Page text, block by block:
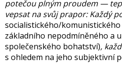
potečou plným proudem —
vepsat na svůj prapor: Každý
socialistického/
základního nepodmíněného a
společenského bohatství),
s ohledem na jeho subjektivní